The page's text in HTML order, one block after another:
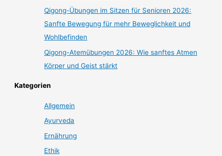
Qigong-Übungen im Sitzen für Senioren 2026:
Sanfte Bewegung für mehr Beweglichkeit und
Wohlbefinden
Qigong-Atemübungen 2026: Wie sanftes Atmen
Körper und Geist stärkt
Kategorien
Allgemein
Ayurveda
Ernährung
Ethik